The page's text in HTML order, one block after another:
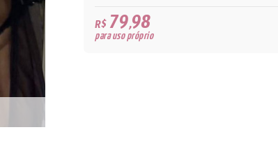
R$79,98
para uso próprio